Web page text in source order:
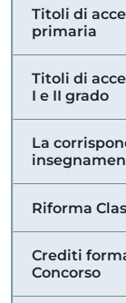
Titoli di
primaria
Titoli di
I e II grado
La
Riforma
Crediti
Concorso